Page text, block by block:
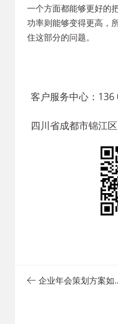
一个方面都能够更好的
功率则能够变得更高，
住这部分的问题。
客户服务中心：
四川省成都市锦江
企业年会策划方案如